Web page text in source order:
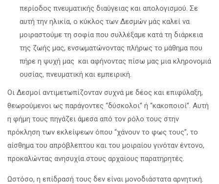
περίοδος πνευματικής διαύγειας και απολογισμού. Σε
αυτή την ηλικία, ο κύκλος των Δεσμών μάς καλεί να
μοιραστούμε τη σοφία που συλλέξαμε κατά τη διάρκεια
της ζωής μας, ενσωματώνοντας πλήρως το μάθημα που
πήρε η ψυχή μας και αφήνοντας πίσω μας μια κληρονομιά
ουσίας, πνευματική και εμπειρική.
Οι Δεσμοί αντιμετωπίζονταν συχνά με δέος και επιφύλαξη,
θεωρούμενοι ως παράγοντες “δύσκολοι” ή “κακοποιοί”. Αυτή
η φήμη τους πηγάζει άμεσα από τον ρόλο τους στην
πρόκληση των εκλείψεων όπου “χάνουν το φως τους”, το
αίσθημα του απρόβλεπτου και του μοιραίου γινόταν έντονο,
προκαλώντας ανησυχία στους αρχαίους παρατηρητές.
Ωστόσο, η επίδρασή τους δεν είναι μονοδιάστατα αρνητική.